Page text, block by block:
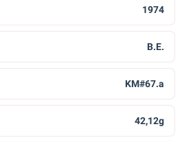
1974
B.E.
KM#67.a
42,12g